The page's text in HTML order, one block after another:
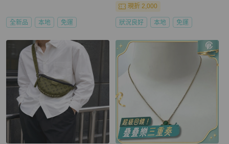
全新品 本地 免運
現折 2,000
狀況良好 本地 免運